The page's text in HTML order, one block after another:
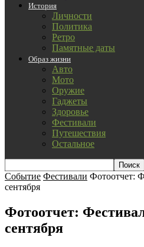
История
Личности
Политика
Ретро
Памятные даты
Образ жизни
Авто
Мото
Оружие
Гаджеты
Здоровье
Фестивали
Путешествия
Остальное
Событие Фестивали Фотоотчет:
сентября
Фотоотчет:
сентября